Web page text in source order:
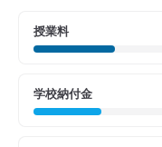
授業料
学校納付金